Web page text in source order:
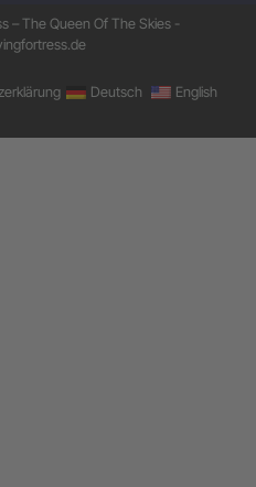
– The Queen Of The Skies -
Deutsch English